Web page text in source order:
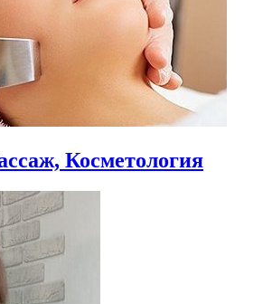
Косметология